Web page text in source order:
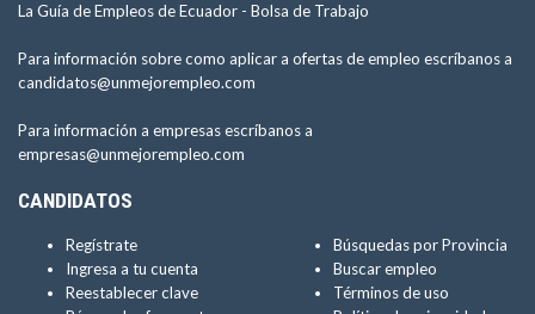
La Guía de Empleos de Ecuador - Bolsa de Trabajo
Para información sobre como aplicar a ofertas de empleo escríbanos a
candidatos@unmejorempleo.com
Para información a empresas escríbanos a
empresas@unmejorempleo.com
CANDIDATOS
Regístrate
Ingresa a tu cuenta
Reestablecer clave
Búsquedas por Provincia
Buscar empleo
Términos de uso